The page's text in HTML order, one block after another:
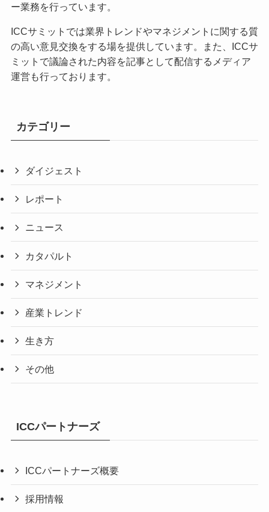
ー業務を行っています。
ICCサミットでは業界トレンドやマネジメントに関する質
の高い意見交換をする場を提供しています。また、ICCサ
ミットで議論された内容を記事として配信するメディア
運営も行っております。
カテゴリー
ダイジェスト
レポート
ニュース
カタパルト
マネジメント
産業トレンド
生き方
その他
ICCパートナーズ
ICCパートナーズ概要
採用情報